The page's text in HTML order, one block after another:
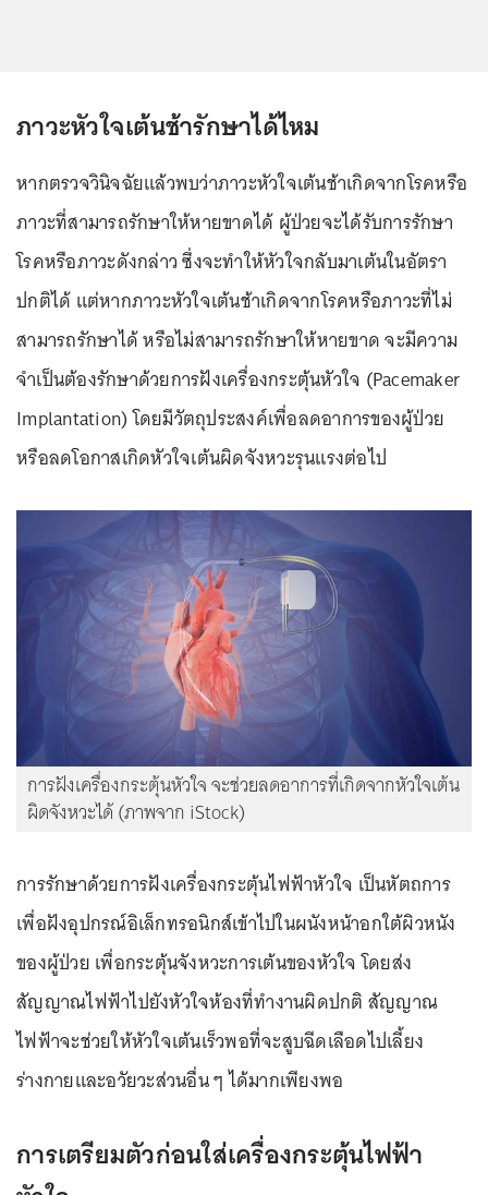
ภาวะหัวใจเต้นช้ารักษาได้ไหม
หากตรวจวินิจฉัยแล้วพบว่าภาวะหัวใจเต้นช้าเกิดจากโรคหรือ
ภาวะที่สามารถรักษาให้หายขาดได้ ผู้ป่วยจะได้รับการรักษา
โรคหรือภาวะดังกล่าว ซึ่งจะทำให้หัวใจกลับมาเต้นในอัตรา
ปกติได้ แต่หากภาวะหัวใจเต้นช้าเกิดจากโรคหรือภาวะที่ไม่
สามารถรักษาได้ หรือไม่สามารถรักษาให้หายขาด จะมีความ
จำเป็นต้องรักษาด้วยการฝังเครื่องกระตุ้นหัวใจ (Pacemaker
Implantation) โดยมีวัตถุประสงค์เพื่อลดอาการของผู้ป่วย
หรือลดโอกาสเกิดหัวใจเต้นผิดจังหวะรุนแรงต่อไป
การฝังเครื่องกระตุ้นหัวใจ จะช่วยลดอาการที่เกิดจากหัวใจเต้น
ผิดจังหวะได้ (ภาพจาก iStock)
การรักษาด้วยการฝังเครื่องกระตุ้นไฟฟ้าหัวใจ เป็นหัตถการ
เพื่อฝังอุปกรณ์อิเล็กทรอนิกส์เข้าไปในผนังหน้าอกใต้ผิวหนัง
ของผู้ป่วย เพื่อกระตุ้นจังหวะการเต้นของหัวใจ โดยส่ง
สัญญาณไฟฟ้าไปยังหัวใจห้องที่ทำงานผิดปกติ สัญญาณ
ไฟฟ้าจะช่วยให้หัวใจเต้นเร็วพอที่จะสูบฉีดเลือดไปเลี้ยง
ร่างกายและอวัยวะส่วนอื่น ๆ ได้มากเพียงพอ
การเตรียมตัวก่อนใส่เครื่องกระตุ้นไฟฟ้า